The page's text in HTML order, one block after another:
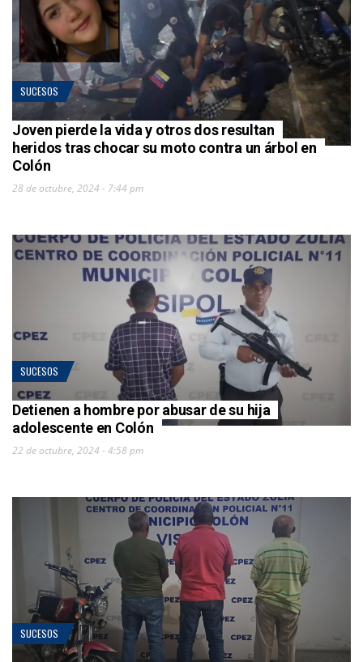
SUCESOS
Joven pierde la vida y otros dos resultan
heridos tras chocar su moto contra un árbol en
Colón
28 de octubre, 2024 - 7:44 pm
SUCESOS
Detienen a hombre por abusar de su hija
adolescente en Colón
22 de octubre, 2024 - 4:58 pm
SUCESOS